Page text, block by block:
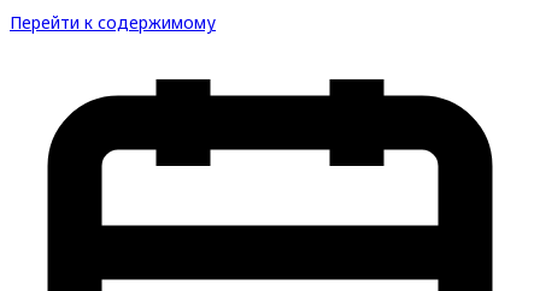
Перейти к содержимому